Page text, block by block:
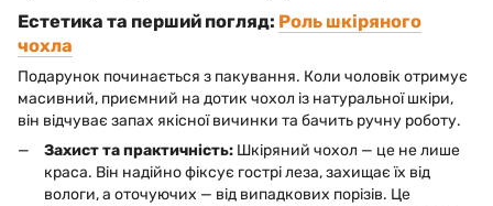
Естетика та перший погляд: Роль шкіряного
чохла
Подарунок починається з пакування. Коли чоловік отримує
масивний, приємний на дотик чохол із натуральної шкіри,
він відчуває запах якісної вичинки та бачить ручну роботу.
Захист та практичність: Шкіряний чохол — це не лише
краса. Він надійно фіксує гострі леза, захищає їх від
вологи, а оточуючих — від випадкових порізів. Це